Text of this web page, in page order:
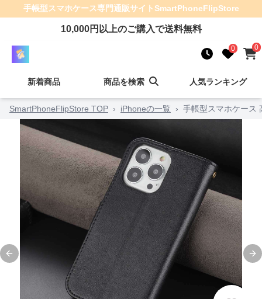
手帳型スマホケース専門通販サイトSmartPhoneFlipStore
10,000円以上のご購入で送料無料
0 0
新着商品 商品を検索 人気ランキング
SmartPhoneFlipStore TOP › iPhoneの一覧 › 手帳型スマホケース
Previous slide